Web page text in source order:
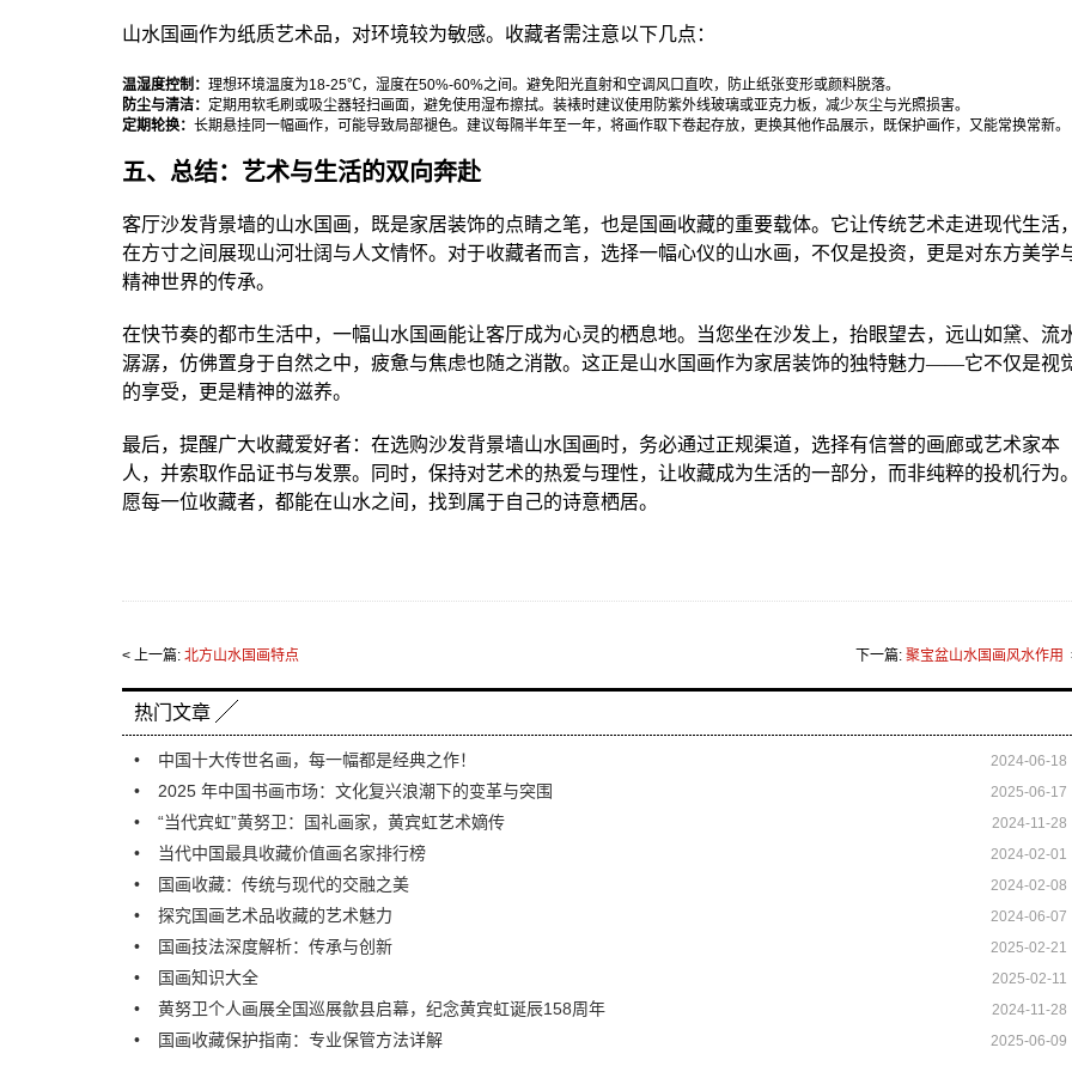
山水国画作为纸质艺术品，对环境较为敏感。收藏者需注意以下几点：
温湿度控制： 理想环境温度为18-25℃，湿度在50%-60%之间。避免阳光直射和空调风口直吹，防止纸张变形或颜料脱落。
防尘与清洁： 定期用软毛刷或吸尘器轻扫画面，避免使用湿布擦拭。装裱时建议使用防紫外线玻璃或亚克力板，减少灰尘与光照损害。
定期轮换： 长期悬挂同一幅画作，可能导致局部褪色。建议每隔半年至一年，将画作取下卷起存放，更换其他作品展示，既保护画作，又能常换常新。
五、总结：艺术与生活的双向奔赴
客厅沙发背景墙的山水国画，既是家居装饰的点睛之笔，也是国画收藏的重要载体。它让传统艺术走进现代生活，
在方寸之间展现山河壮阔与人文情怀。对于收藏者而言，选择一幅心仪的山水画，不仅是投资，更是对东方美学
精神世界的传承。
在快节奏的都市生活中，一幅山水国画能让客厅成为心灵的栖息地。当您坐在沙发上，抬眼望去，远山如黛、流
潺潺，仿佛置身于自然之中，疲惫与焦虑也随之消散。这正是山水国画作为家居装饰的独特魅力——它不仅是视
的享受，更是精神的滋养。
最后，提醒广大收藏爱好者：在选购沙发背景墙山水国画时，务必通过正规渠道，选择有信誉的画廊或艺术家本
人，并索取作品证书与发票。同时，保持对艺术的热爱与理性，让收藏成为生活的一部分，而非纯粹的投机行为。
愿每一位收藏者，都能在山水之间，找到属于自己的诗意栖居。
< 上一篇: 北方山水国画特点 下一篇: 聚宝盆山水国画风水作用
热门文章
中国十大传世名画，每一幅都是经典之作！ 2024-06-18
2025 年中国书画市场：文化复兴浪潮下的变革与突围 2025-06-17
“当代宾虹”黄努卫：国礼画家，黄宾虹艺术嫡传 2024-11-28
当代中国最具收藏价值画名家排行榜 2024-02-01
国画收藏：传统与现代的交融之美 2024-02-08
探究国画艺术品收藏的艺术魅力 2024-06-07
国画技法深度解析：传承与创新 2025-02-21
国画知识大全 2025-02-11
黄努卫个人画展全国巡展歙县启幕，纪念黄宾虹诞辰158周年 2024-11-28
国画收藏保护指南：专业保管方法详解 2025-06-09